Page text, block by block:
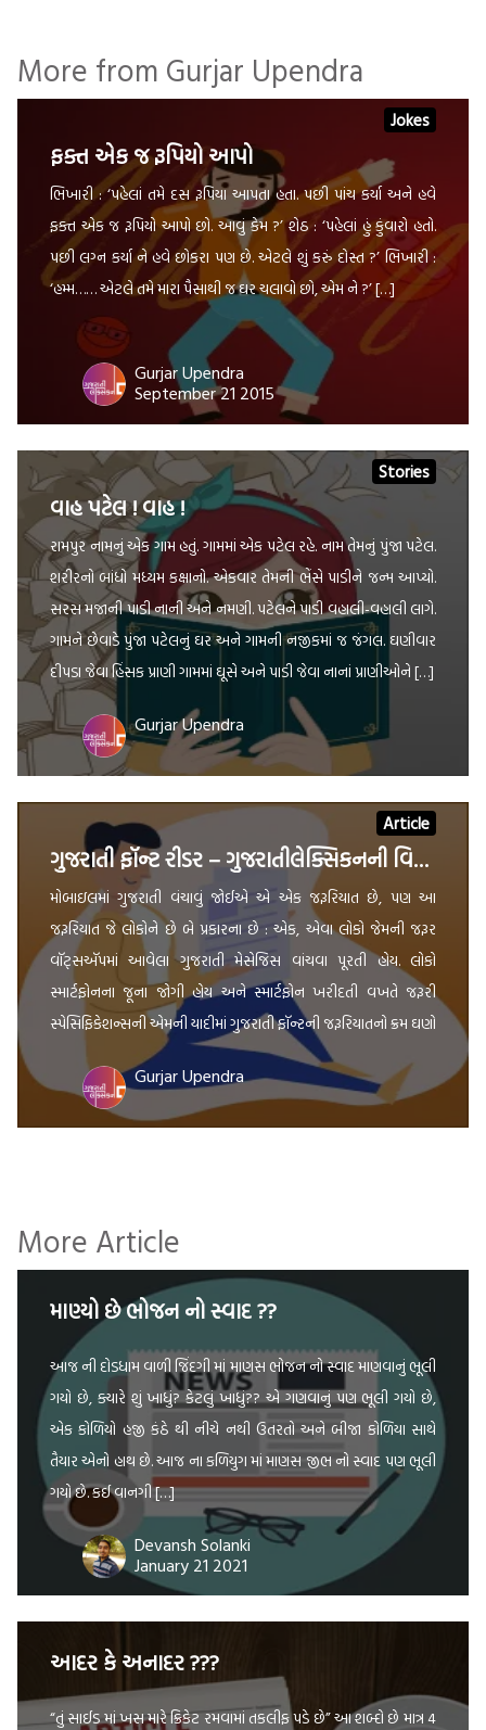
More from Gurjar Upendra
Jokes
ફક્ત એક જ રૂપિયો આપો
ભિખારી : ‘પહેલાં તમે દસ રૂપિયા આપતા હતા. પછી પાંચ કર્યા અને હવે
ફક્ત એક જ રૂપિયો આપો છો. આવું કેમ ?’ શેઠ : ‘પહેલાં હું કુંવારો હતો.
પછી લગ્ન કર્યા ને હવે છોકરા પણ છે. એટલે શું કરું દોસ્ત ?’ ભિખારી :
‘હમ્મ…… એટલે તમે મારા પૈસાથી જ ઘર ચલાવો છો, એમ ને ?’ […]
Gurjar Upendra
September 21 2015
Stories
વાહ પટેલ ! વાહ !
રામપુર નામનું એક ગામ હતું. ગામમાં એક પટેલ રહે. નામ તેમનું પુંજા પટેલ.
શરીરનો બાંધો મધ્યમ કક્ષાનો. એકવાર તેમની ભેંસે પાડીને જન્મ આપ્યો.
સરસ મજાની પાડી નાની અને નમણી. પટેલને પાડી વહાલી-વહાલી લાગે.
ગામને છેવાડે પુંજા પટેલનું ઘર અને ગામની નજીકમાં જ જંગલ. ઘણીવાર
દીપડા જેવા હિંસક પ્રાણી ગામમાં ઘૂસે અને પાડી જેવા નાનાં પ્રાણીઓને […]
Gurjar Upendra
Article
ગુજરાતી ફૉન્ટ રીડર – ગુજરાતીલેક્સિકનની વિશેષ પ્રસ્તુતિ
મોબાઇલમાં ગુજરાતી વંચાવું જોઈએ એ એક જરૂરિયાત છે, પણ આ
જરૂરિયાત જે લોકોને છે બે પ્રકારના છે : એક, એવા લોકો જેમની જરૂર
વૉટ્સઍપમાં આવેલા ગુજરાતી મેસેજિસ વાંચવા પૂરતી હોય. લોકો
સ્માર્ટફોનના જૂના જોગી હોય અને સ્માર્ટફોન ખરીદતી વખતે જરૂરી
સ્પેસિફિકેશન્સની એમની યાદીમાં ગુજરાતી ફૉન્ટની જરૂરિયાતનો ક્રમ ઘણો
નીચે હોય. બીજો પ્રકાર એવા લોકોનો છે, […]
Gurjar Upendra
More Article
માણ્યો છે ભોજન નો સ્વાદ ??
આજ ની દોડધામ વાળી જિંદગી માં માણસ ભોજન નો સ્વાદ માણવાનું ભૂલી
ગયો છે, ક્યારે શું ખાધું? કેટલું ખાધું?? એ ગણવાનું પણ ભૂલી ગયો છે,
એક કોળિયો હજી કંઠે થી નીચે નથી ઉતરતો અને બીજા કોળિયા સાથે
તૈયાર એનો હાથ છે. આજ ના કળિયુગ માં માણસ જીભ નો સ્વાદ પણ ભૂલી
ગયો છે. કઈ વાનગી […]
Devansh Solanki
January 21 2021
આદર કે અનાદર ???
“તું સાઈડ માં ખસ મારે ક્રિકેટ રમવામાં તકલીફ પડે છે” આ શબ્દો છે માત્ર 4